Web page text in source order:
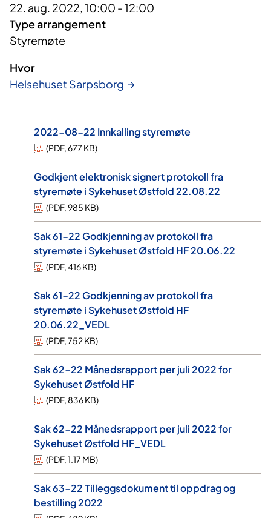
22. aug. 2022, 10:00 - 12:00
Type arrangement
Styremøte
Hvor
Helsehuset Sarpsborg
2022-08-22 Innkalling styremøte
(PDF,677 KB)
Godkjent elektronisk signert protokoll fra
styremøte i Sykehuset Østfold 22.08.22
(PDF,985 KB)
Sak 61-22 Godkjenning av protokoll fra
styremøte i Sykehuset Østfold HF 20.06.22
(PDF,416 KB)
Sak 61-22 Godkjenning av protokoll fra
styremøte i Sykehuset Østfold HF
20.06.22_VEDL
(PDF,752 KB)
Sak 62-22 Månedsrapport per juli 2022 for
Sykehuset Østfold HF
(PDF, 836 KB)
Sak 62-22 Månedsrapport per juli 2022 for
Sykehuset Østfold HF_VEDL
(PDF,1.17 MB)
Sak 63-22 Tilleggsdokument til oppdrag og
bestilling 2022